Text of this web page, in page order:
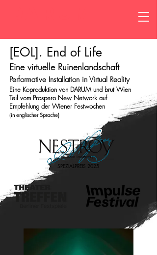
[EOL]. End of Life
Eine virtuelle Ruinenlandschaft
Performative Installation in Virtual Reality
Eine Koproduktion von DARUM und brut Wien
Teil vom Prospero New Network auf
Empfehlung der Wiener Festwochen
(in englischer Sprache)
SPEZIALPREIS 2025